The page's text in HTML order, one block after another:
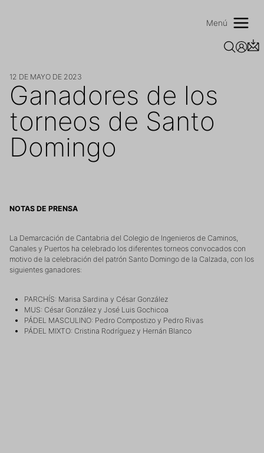
Menú
12 DE MAYO DE 2023
Ganadores de los
torneos de Santo
Domingo
NOTAS DE PRENSA
La Demarcación de Cantabria del Colegio de Ingenieros de Caminos,
Canales y Puertos ha celebrado los diferentes torneos convocados con
motivo de la celebración del patrón Santo Domingo de la Calzada, con los
siguientes ganadores:
PARCHÍS: Marisa Sardina y César González
MUS: César González y José Luis Gochicoa
PÁDEL MASCULINO: Pedro Compostizo y Pedro Rivas
PÁDEL MIXTO: Cristina Rodríguez y Hernán Blanco